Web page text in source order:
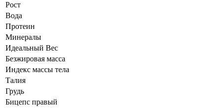
Рост
Вода
Протеин
Минералы
Идеальный Вес
Безжировая масса
Индекс массы тела
Талия
Грудь
Бицепс правый